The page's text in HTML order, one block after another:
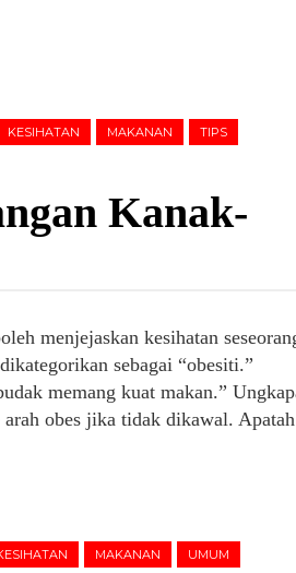
KESIHATAN MAKANAN TIPS
Kanak-
menjejaskan kesihatan
sebagai “obesiti.”
memang kuat makan.”
obes jika tidak dikawal. Apatah
MAKANAN UMUM